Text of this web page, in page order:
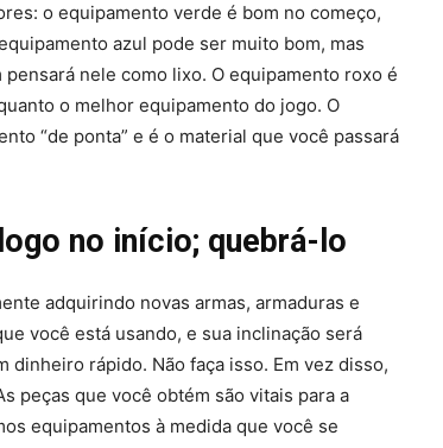
o equipamento verde é bom no começo,
azul pode ser muito bom, mas
nele como lixo. O equipamento roxo é
o melhor equipamento do jogo. O
“de ponta” e é o material que você passará
no início; quebrá-lo
adquirindo novas armas, armaduras e
você está usando, e sua inclinação será
rápido. Não faça isso. Em vez disso,
peças que você obtém são vitais para a
equipamentos à medida que você se